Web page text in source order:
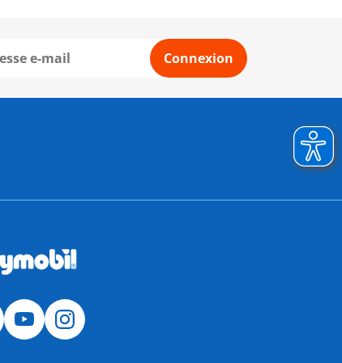
Connexion